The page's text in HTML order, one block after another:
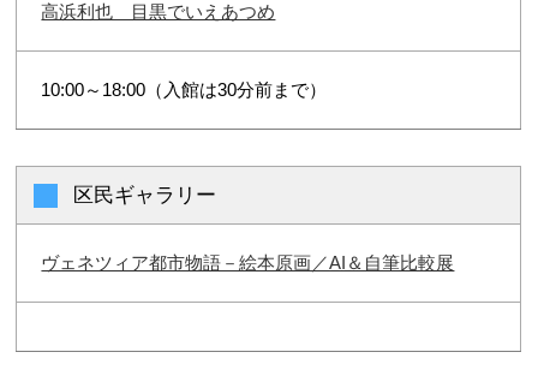
高浜利也 目黒でいえあつめ
10:00～18:00（入館は30分前まで）
区民ギャラリー
ヴェネツィア都市物語－絵本原画／AI＆自筆比較展